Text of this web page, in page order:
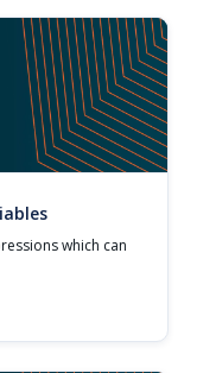
which can